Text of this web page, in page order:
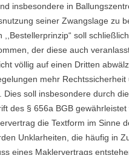
insbesondere in
seiner Zwangslage zu
,,Bestellerprinzip“ soll
der diese auch
völlig auf einen Dritten
mehr
Dies soll insbesondere durch
des § 656a BGB
die Textform im Sinne
Unklarheiten, die häufig in
eines Maklervertrags